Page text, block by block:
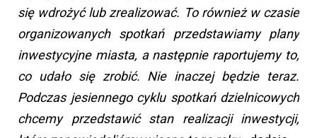
się wdrożyć lub zrealizować. To również w czasie
organizowanych spotkań przedstawiamy plany
inwestycyjne miasta, a następnie raportujemy to,
co udało się zrobić. Nie inaczej będzie teraz.
Podczas jesiennego cyklu spotkań dzielnicowych
chcemy przedstawić stan realizacji inwestycji,